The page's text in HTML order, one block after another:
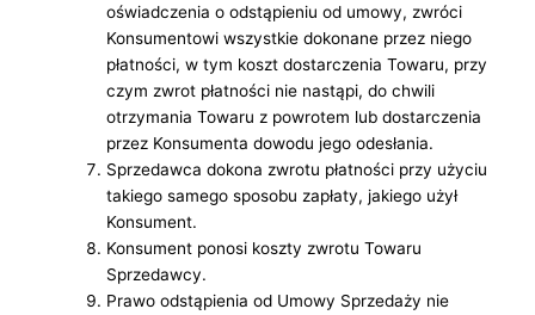
oświadczenia o odstąpieniu od umowy, zwróci
Konsumentowi wszystkie dokonane przez niego
płatności, w tym koszt dostarczenia Towaru, przy
czym zwrot płatności nie nastąpi, do chwili
otrzymania Towaru z powrotem lub dostarczenia
przez Konsumenta dowodu jego odesłania.
Sprzedawca dokona zwrotu płatności przy użyciu
takiego samego sposobu zapłaty, jakiego użył
Konsument.
Konsument ponosi koszty zwrotu Towaru
Sprzedawcy.
Prawo odstąpienia od Umowy Sprzedaży nie